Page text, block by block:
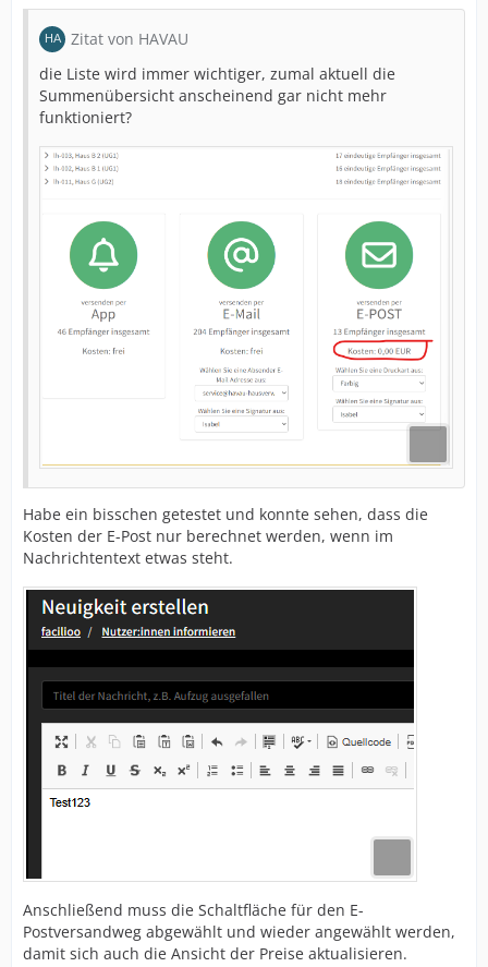
Zitat von HAVAU
die Liste wird immer wichtiger, zumal aktuell die
Summenübersicht anscheinend gar nicht mehr
funktioniert?
Habe ein bisschen getestet und konnte sehen, dass die
Kosten der E-Post nur berechnet werden, wenn im
Nachrichtentext etwas steht.
Anschließend muss die Schaltfläche für den E-
Postversandweg abgewählt und wieder angewählt werden,
damit sich auch die Ansicht der Preise aktualisieren.